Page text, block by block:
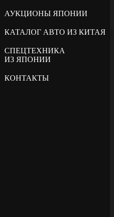
АУКЦИОНЫ ЯПОНИИ
КАТАЛОГ АВТО ИЗ КИТАЯ
СПЕЦТЕХНИКА
ИЗ ЯПОНИИ
КОНТАКТЫ